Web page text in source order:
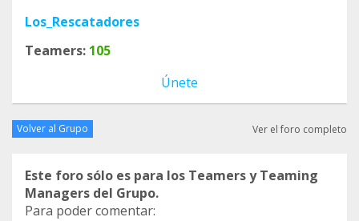
Los_Rescatadores
Teamers: 105
Únete
Volver al Grupo Ver el foro completo
Este foro sólo es para los Teamers y Teaming
Managers del Grupo.
Para poder comentar: